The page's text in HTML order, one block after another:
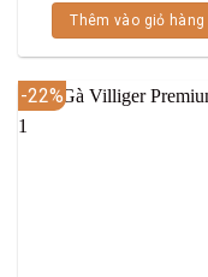
Thêm vào giỏ hàng
-22%